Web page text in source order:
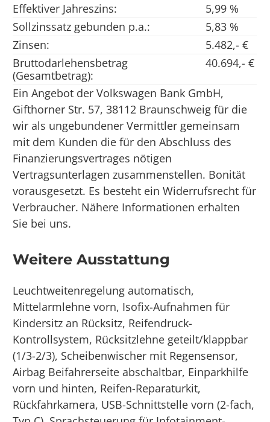
Effektiver Jahreszins:
5,99 %
Sollzinssatz gebunden p.a.:
5,83 %
Zinsen:
5.482,- €
Bruttodarlehensbetrag
(Gesamtbetrag):
40.694,- €
Ein Angebot der Volkswagen Bank GmbH,
Gifthorner Str. 57, 38112 Braunschweig für die
wir als ungebundener Vermittler gemeinsam
mit dem Kunden die für den Abschluss des
Finanzierungsvertrages nötigen
Vertragsunterlagen zusammenstellen. Bonität
vorausgesetzt. Es besteht ein Widerrufsrecht für
Verbraucher. Nähere Informationen erhalten
Sie bei uns.
Weitere Ausstattung
Leuchtweitenregelung automatisch,
Mittelarmlehne vorn, Isofix-Aufnahmen für
Kindersitz an Rücksitz, Reifendruck-
Kontrollsystem, Rücksitzlehne geteilt/klappbar
(1/3-2/3), Scheibenwischer mit Regensensor,
Airbag Beifahrerseite abschaltbar, Einparkhilfe
vorn und hinten, Reifen-Reparaturkit,
Rückfahrkamera, USB-Schnittstelle vorn (2-fach,